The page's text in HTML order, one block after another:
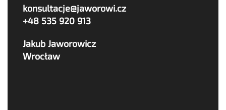
konsultacje@jaworowi.cz
+48 535 920 913
Jakub Jaworowicz
Wrocław